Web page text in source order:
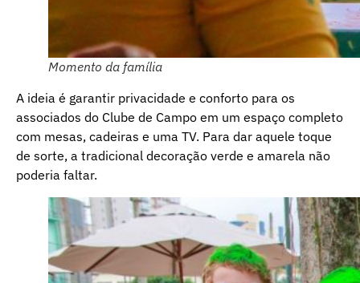
Momento da família
A ideia é garantir privacidade e conforto para os
associados do Clube de Campo em um espaço completo
com mesas, cadeiras e uma TV. Para dar aquele toque
de sorte, a tradicional decoração verde e amarela não
poderia faltar.